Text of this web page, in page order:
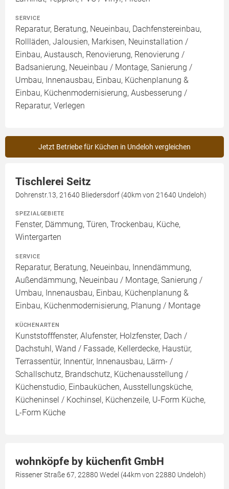
SERVICE
Reparatur, Beratung, Neueinbau, Dachfenstereinbau,
Rollläden, Jalousien, Markisen, Neuinstallation /
Einbau, Austausch, Renovierung, Renovierung /
Badsanierung, Neueinbau / Montage, Sanierung /
Umbau, Innenausbau, Einbau, Küchenplanung &
Einbau, Küchenmodernisierung, Ausbesserung /
Reparatur, Verlegen
Jetzt Betriebe für Küchen in Undeloh vergleichen
Tischlerei Seitz
Dohrenstr.13, 21640 Bliedersdorf (40km von 21640 Undeloh)
SPEZIALGEBIETE
Fenster, Dämmung, Türen, Trockenbau, Küche,
Wintergarten
SERVICE
Reparatur, Beratung, Neueinbau, Innendämmung,
Außendämmung, Neueinbau / Montage, Sanierung /
Umbau, Innenausbau, Einbau, Küchenplanung &
Einbau, Küchenmodernisierung, Planung / Montage
KÜCHENARTEN
Kunststofffenster, Alufenster, Holzfenster, Dach /
Dachstuhl, Wand / Fassade, Kellerdecke, Haustür,
Terrassentür, Innentür, Innenausbau, Lärm- /
Schallschutz, Brandschutz, Küchenausstellung /
Küchenstudio, Einbauküchen, Ausstellungsküche,
Kücheninsel / Kochinsel, Küchenzeile, U-Form Küche,
L-Form Küche
wohnköpfe by küchenfit GmbH
Rissener Straße 67, 22880 Wedel (44km von 22880 Undeloh)